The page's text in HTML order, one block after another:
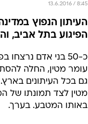
13.6.2016 / 8:45
העיתון הנפוץ
הפיגוע בתל אביב,
כ-50 בני אדם
עומר מטין, החלה
גם בכל העיתונים
מטין לצד תמונתו של
באותו המטבע. בערך.